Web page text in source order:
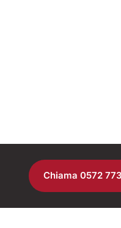
Chiama 0572